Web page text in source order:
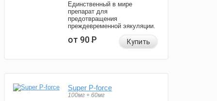
Единственный в мире
препарат для
предотвращения
преждевременной эякуляции.
от 90Р Купить
Super P-force
100мг + 60мг